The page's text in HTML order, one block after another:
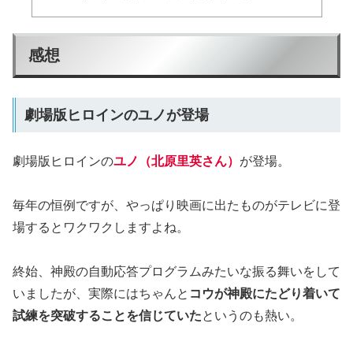
感想
劇場版ヒロインのユノが登場
劇場版ヒロインのユノ（北原里英さん） が登場。
毎年の恒例ですが、やっぱり映画に出たものがテレビに登
場するとワクワクしますよね。
終始、神殿の自動応答プログラムみたいな振る舞いをして
いましたが、実際にはちゃんと コウが神殿にたどり着いて
試練を突破することを信じていたというのも熱い。